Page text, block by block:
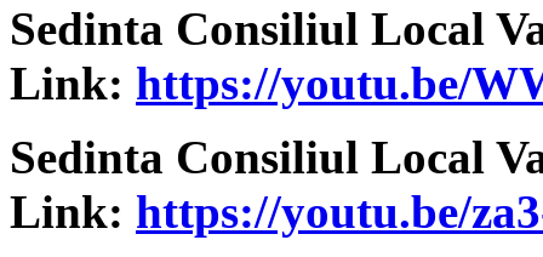
Sedinta Consiliul Local
Link: https://youtu.be/
Sedinta Consiliul Local
Link: https://youtu.be/